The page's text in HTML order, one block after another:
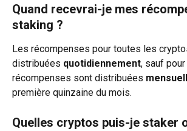
Quand recevrai-je mes
staking ?
Les récompenses pour toutes les
distribuées quotidiennement, sauf
récompenses sont distribuées
première quinzaine du mois.
Quelles cryptos puis-je staker